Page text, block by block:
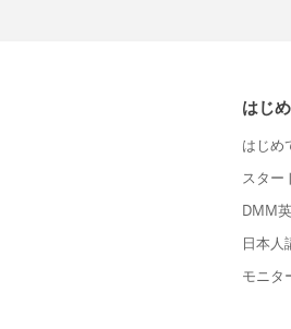
はじ
はじめ
スター
DMM
日本人
モニタ